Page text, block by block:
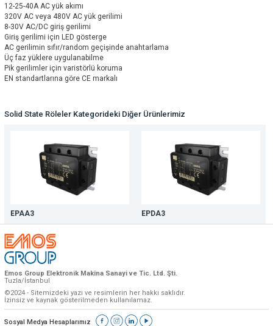
12-25-40A AC yük akımı
320V AC veya 480V AC yük gerilimi
8-30V AC/DC giriş gerilimi
Giriş gerilimi için LED gösterge
AC gerilimin sıfır/random geçişinde anahtarlama
Üç faz yüklere uygulanabilme
Pik gerilimler için varistörlü koruma
EN standartlarına göre CE markalı
Solid State Röleler Kategorideki Diğer Ürünlerimiz
EPAA3 EPDA3
Emos Group Elektronik Makina Sanayi ve Tic. Ltd. Şti.
Tuzla/İstanbul
©2024 - Sitemizdeki yazı ve resimlerin her hakkı saklıdır.
İzinsiz ve kaynak gösterilmeden kullanılamaz.
Sosyal Medya Hesaplarımız